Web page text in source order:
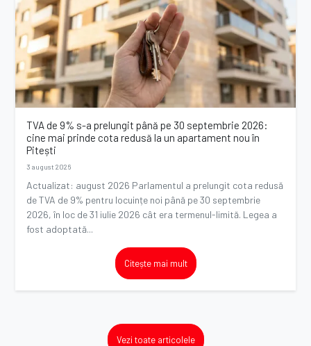
TVA de 9% s-a prelungit până pe 30 septembrie 2026:
cine mai prinde cota redusă la un apartament nou în
Pitești
3 august 2026
Actualizat: august 2026 Parlamentul a prelungit cota redusă
de TVA de 9% pentru locuințe noi până pe 30 septembrie
2026, în loc de 31 iulie 2026 cât era termenul-limită. Legea a
fost adoptată...
Citește mai mult
Vezi toate articolele